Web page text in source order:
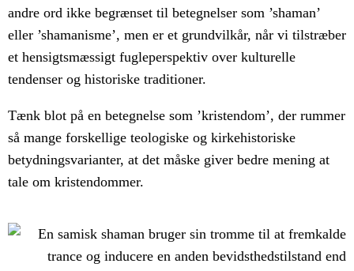
andre ord ikke begrænset til betegnelser som ’shaman’
eller ’shamanisme’, men er et grundvilkår, når vi tilstræber
et hensigtsmæssigt fugleperspektiv over kulturelle
tendenser og historiske traditioner.
Tænk blot på en betegnelse som ’kristendom’, der rummer
så mange forskellige teologiske og kirkehistoriske
betydningsvarianter, at det måske giver bedre mening at
tale om kristendommer.